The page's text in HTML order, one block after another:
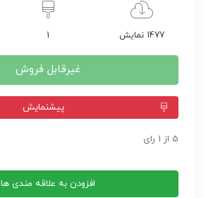
1477 نمایش 1
غیرقابل فروش
پيشنمايش
قالب وردپرس Organik
5 از 1 رای
افزودن به علاقه مندی ها